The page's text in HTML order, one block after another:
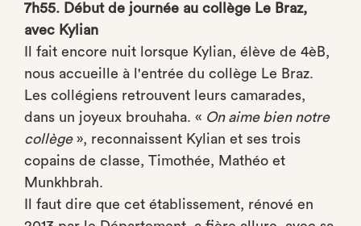
7h55. Début de journée au collège Le Braz,
avec Kylian
Il fait encore nuit lorsque Kylian, élève de 4èB,
nous accueille à l'entrée du collège Le Braz.
Les collégiens retrouvent leurs camarades,
dans un joyeux brouhaha. « On aime bien notre
collège», reconnaissent Kylian et ses trois
copains de classe, Timothée, Mathéo et
Munkhbrah.
Il faut dire que cet établissement, rénové en